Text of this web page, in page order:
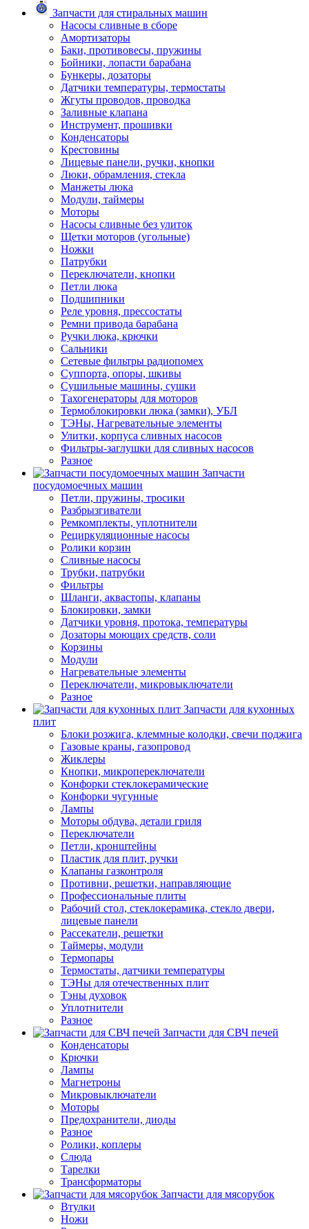
Запчасти для стиральных машин
Насосы сливные в сборе
Амортизаторы
Баки, противовесы, пружины
Бойники, лопасти барабана
Бункеры, дозаторы
Датчики температуры, термостаты
Жгуты проводов, проводка
Заливные клапана
Инструмент, прошивки
Конденсаторы
Крестовины
Лицевые панели, ручки, кнопки
Люки, обрамления, стекла
Манжеты люка
Модули, таймеры
Моторы
Насосы сливные без улиток
Щетки моторов (угольные)
Ножки
Патрубки
Переключатели, кнопки
Петли люка
Подшипники
Реле уровня, прессостаты
Ремни привода барабана
Ручки люка, крючки
Сальники
Сетевые фильтры радиопомех
Суппорта, опоры, шкивы
Сушильные машины, сушки
Тахогенераторы для моторов
Термоблокировки люка (замки), УБЛ
ТЭНы, Нагревательные элементы
Улитки, корпуса сливных насосов
Фильтры-заглушки для сливных насосов
Разное
Запчасти
посудомоечных машин
Петли, пружины, тросики
Разбрызгиватели
Ремкомплекты, уплотнители
Рециркуляционные насосы
Ролики корзин
Сливные насосы
Трубки, патрубки
Фильтры
Шланги, аквастопы, клапаны
Блокировки, замки
Датчики уровня, протока, температуры
Дозаторы моющих средств, соли
Корзины
Модули
Нагревательные элементы
Переключатели, микровыключатели
Разное
Запчасти для кухонных
плит
Блоки розжига, клеммные колодки, свечи поджига
Газовые краны, газопровод
Жиклеры
Кнопки, микропереключатели
Конфорки стеклокерамические
Конфорки чугунные
Лампы
Моторы обдува, детали гриля
Переключатели
Петли, кронштейны
Пластик для плит, ручки
Клапаны газконтроля
Противни, решетки, направляющие
Профессиональные плиты
Рабочий стол, стеклокерамика, стекло двери,
лицевые панели
Рассекатели, решетки
Таймеры, модули
Термопары
Термостаты, датчики температуры
ТЭНы для отечественных плит
Тэны духовок
Уплотнители
Разное
Запчасти для СВЧ печей
Конденсаторы
Крючки
Лампы
Магнетроны
Микровыключатели
Моторы
Предохранители, диоды
Разное
Ролики, коплеры
Слюда
Тарелки
Трансформаторы
Запчасти для мясорубок
Втулки
Ножи